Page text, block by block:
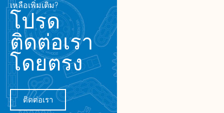
เหลือเพิ่มเติม?
โปรด
ติดต่อเรา
โดยตรง
ติดต่อเรา